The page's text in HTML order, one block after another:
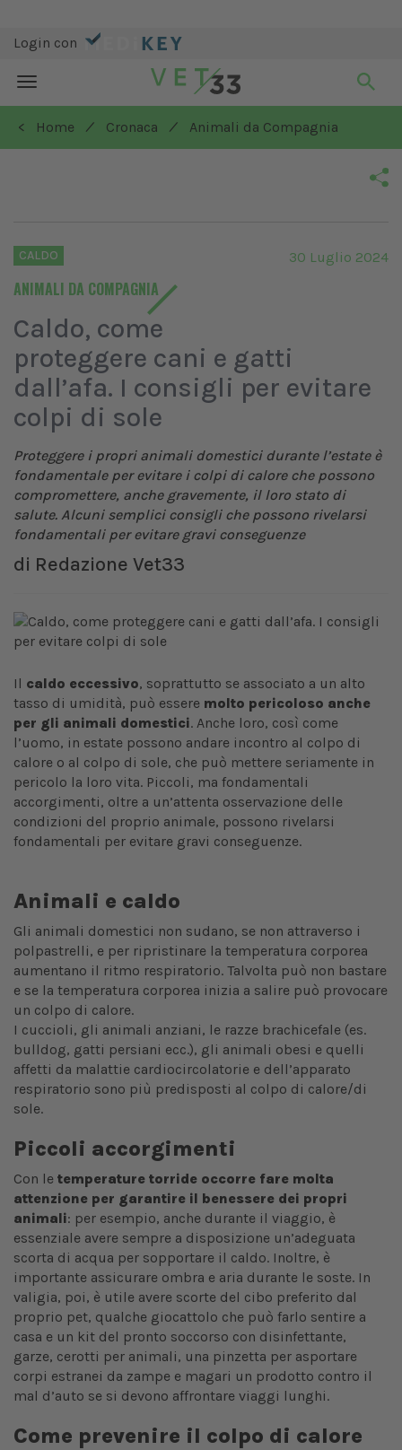
Login con
Toggle
navigation
< Home
/ Cronaca / Animali da Compagnia
CALDO
ANIMALI DA COMPAGNIA
30 Luglio 2024
Caldo, come
proteggere cani e gatti
dall’afa. I consigli per evitare
colpi di sole
Proteggere i propri animali domestici durante l’estate è
fondamentale per evitare i colpi di calore che possono
compromettere, anche gravemente, il loro stato di
salute. Alcuni semplici consigli che possono rivelarsi
fondamentali per evitare gravi conseguenze
di Redazione Vet33
Il caldo eccessivo, soprattutto se associato a un alto
tasso di umidità, può essere molto pericoloso anche
per gli animali domestici. Anche loro, così come
l’uomo, in estate possono andare incontro al colpo di
calore o al colpo di sole, che può mettere seriamente in
pericolo la loro vita. Piccoli, ma fondamentali
accorgimenti, oltre a un’attenta osservazione delle
condizioni del proprio animale, possono rivelarsi
fondamentali per evitare gravi conseguenze.
Animali e caldo
Gli animali domestici non sudano, se non attraverso i
polpastrelli, e per ripristinare la temperatura corporea
aumentano il ritmo respiratorio. Talvolta può non bastare
e se la temperatura corporea inizia a salire può provocare
un colpo di calore.
I cuccioli, gli animali anziani, le razze brachicefale (es.
bulldog, gatti persiani ecc.), gli animali obesi e quelli
affetti da malattie cardiocircolatorie e dell’apparato
respiratorio sono più predisposti al colpo di calore/di
sole.
Piccoli accorgimenti
Con le temperature torride occorre fare molta
attenzione per garantire il benessere dei propri
animali: per esempio, anche durante il viaggio, è
essenziale avere sempre a disposizione un’adeguata
scorta di acqua per sopportare il caldo. Inoltre, è
importante assicurare ombra e aria durante le soste. In
valigia, poi, è utile avere scorte del cibo preferito dal
proprio pet, qualche giocattolo che può farlo sentire a
casa e un kit del pronto soccorso con disinfettante,
garze, cerotti per animali, una pinzetta per asportare
corpi estranei da zampe e magari un prodotto contro il
mal d’auto se si devono affrontare viaggi lunghi.
Come prevenire il colpo di calore